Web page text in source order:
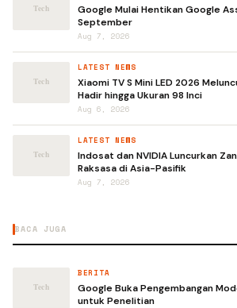
Google Mulai Hentikan Google
September
Aug 7, 2026
LATEST NEWS
Xiaomi TV S Mini LED 2026
Hadir hingga Ukuran 98 Inci
Aug 6, 2026
LATEST NEWS
Indosat dan NVIDIA Luncurkan
Raksasa di Asia-Pasifik
Aug 7, 2026
BACA JUGA
BERITA
Google Buka Pengembangan
untuk Penelitian